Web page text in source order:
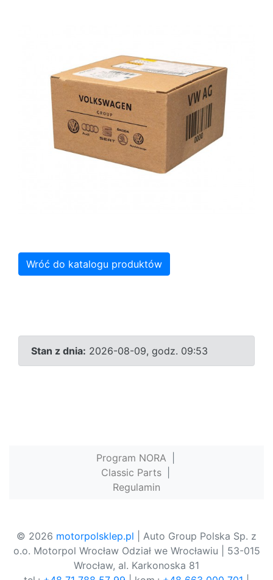
Wróć do katalogu produktów
Stan z dnia: 2026-08-09, godz. 09:53
Program NORA
Classic Parts
Regulamin
© 2026 motorpolsklep.pl | Auto Group Polska Sp. z
o.o. Motorpol Wrocław Odział we Wrocławiu | 53-015
Wrocław, al. Karkonoska 81